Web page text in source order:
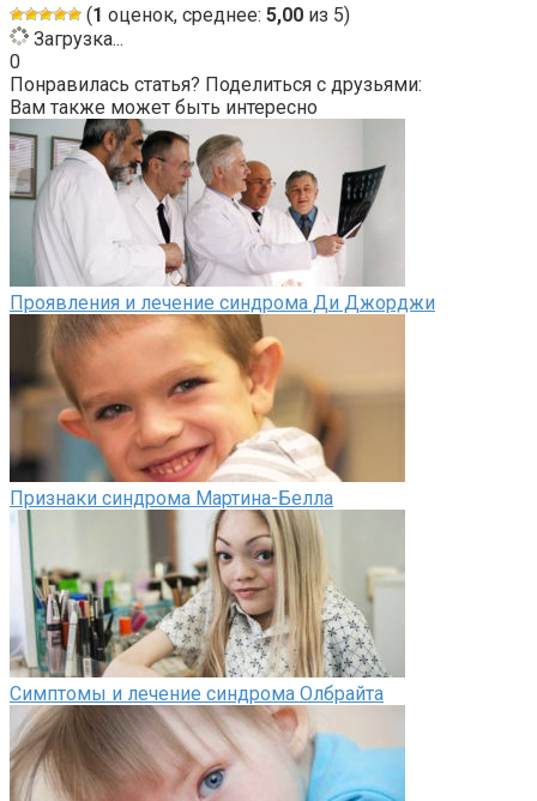
(1 оценок, среднее: 5,00 из 5)
Загрузка...
0
Понравилась статья? Поделиться с друзьями:
Вам также может быть интересно
Проявления и лечение синдрома Ди Джорджи
Признаки синдрома Мартина-Белла
Симптомы и лечение синдрома Олбрайта